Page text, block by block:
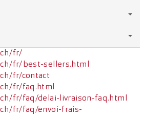
fr/
fr/best-sellers.html
fr/contact
fr/faq.html
fr/faq/delai-livraison-faq.html
fr/faq/envoi-frais-